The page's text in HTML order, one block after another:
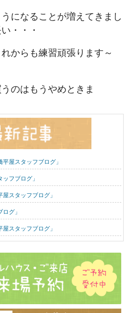
になることが増えてきまし
・・・
からも練習頑張ります～
のはもうやめときま
屋スタッフブログ」
フブログ」
スタッフブログ」
グ」
スタッフブログ」